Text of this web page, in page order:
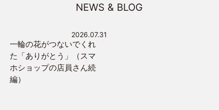
NEWS & BLOG
2026.07.31
一輪の花がつないでくれ
た「ありがとう」（スマ
ホショップの店員さん続
編）